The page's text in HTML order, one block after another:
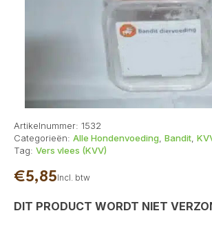
Artikelnummer: 1532
Categorieën: Alle Hondenvoeding, Bandit,
Tag: Vers vlees (KVV)
€5,85Incl. btw
DIT PRODUCT WORDT NIET